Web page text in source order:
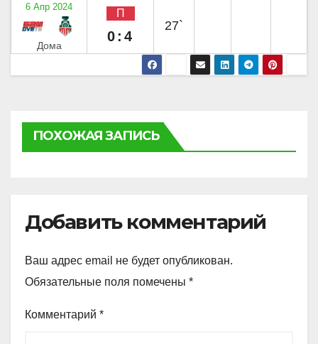
6 Апр 2024
Дома
П
0:4
27`
ПОХОЖАЯ ЗАПИСЬ
Добавить комментарий
Ваш адрес email не будет опубликован.
Обязательные поля помечены *
Комментарий *